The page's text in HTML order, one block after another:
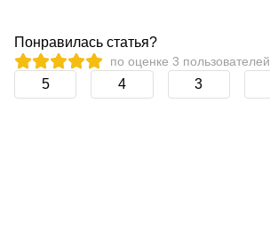
Понравилась статья?
по оценке 3 пользователей
5 4 3